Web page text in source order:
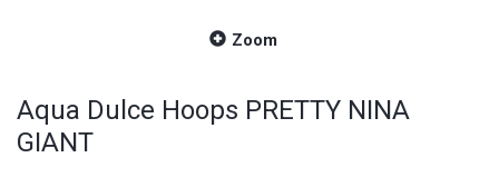
Zoom
Aqua Dulce Hoops PRETTY NINA
GIANT